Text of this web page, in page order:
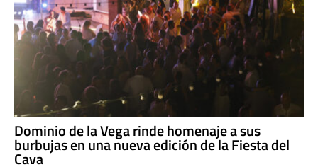
Dominio de la Vega rinde homenaje a sus
burbujas en una nueva edición de la Fiesta del
Cava